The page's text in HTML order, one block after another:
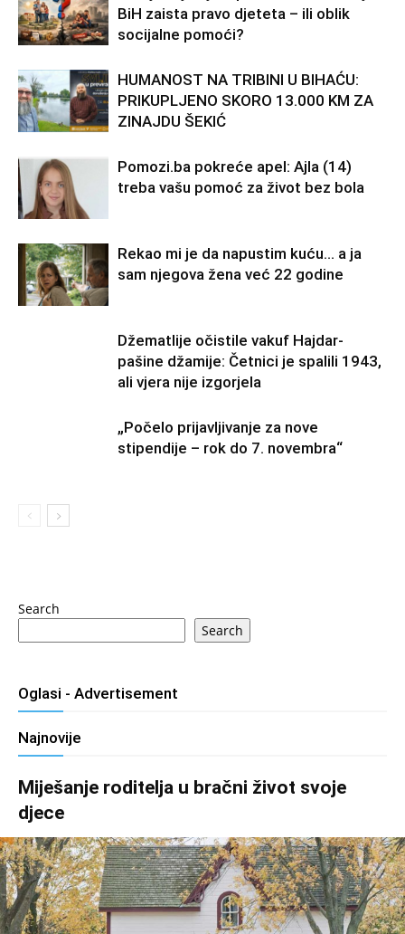
BiH zaista pravo djeteta – ili oblik
socijalne pomoći?
HUMANOST NA TRIBINI U BIHAĆU:
PRIKUPLJENO SKORO 13.000 KM ZA
ZINAJDU ŠEKIĆ
Pomozi.ba pokreće apel: Ajla (14)
treba vašu pomoć za život bez bola
Rekao mi je da napustim kuću… a ja
sam njegova žena već 22 godine
Džematlije očistile vakuf Hajdar-
pašine džamije: Četnici je spalili 1943,
ali vjera nije izgorjela
„Počelo prijavljivanje za nove
stipendije – rok do 7. novembra“
Search
Search
Oglasi - Advertisement
Najnovije
Miješanje roditelja u bračni život svoje
djece